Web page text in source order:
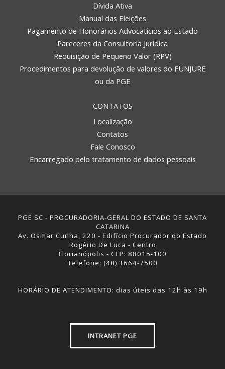
Dívida Ativa
Manual das Eleições
Pagamento de Honorários Advocatícios ao Estado
Pareceres da Consultoria Jurídica
Requisição de Pequeno Valor (RPV)
Procedimentos para devolução de valores do FUNJURE
ou da PGE
CONTATOS
Localização
Contatos
Fale Conosco
Encarregado pelo tratamento de dados pessoais
PGE SC - PROCURADORIA-GERAL DO ESTADO DE SANTA
CATARINA
Av. Osmar Cunha, 220 - Edifício Procurador do Estado
Rogério De Luca - Centro
Florianópolis - CEP: 88015-100
Telefone: (48) 3664-7500
HORÁRIO DE ATENDIMENTO: dias úteis das 12h às 19h
INTRANET PGE